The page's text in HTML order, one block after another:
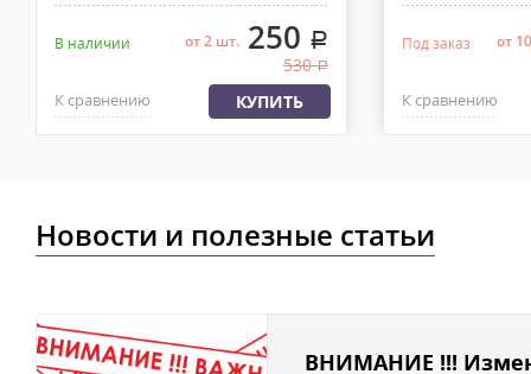
В наличии от 2 шт.250 .
530.
К сравнению КУПИТЬ
Под заказ от
К сравнению
Новости и полезные статьи
ВНИМАНИЕ !!!